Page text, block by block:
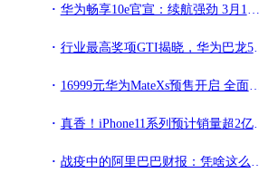
华为畅享10e官宣：续航强劲 3月1日发布
行业最高奖项GTI揭晓，华为巴龙5000领先5G实力再获肯定
16999元华为MateXs预售开启 全面升级彰显实力
真香！iPhone11系列预计销量超2亿，将是华为Mate30的10倍
战疫中的阿里巴巴财报：凭啥这么牛？